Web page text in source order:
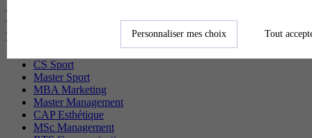
Les diplômes par filière les plus
recherchés
CS Sport
Master Sport
MBA Marketing
Master Management
CAP Esthétique
MSc Management
Personnaliser mes choix Tout